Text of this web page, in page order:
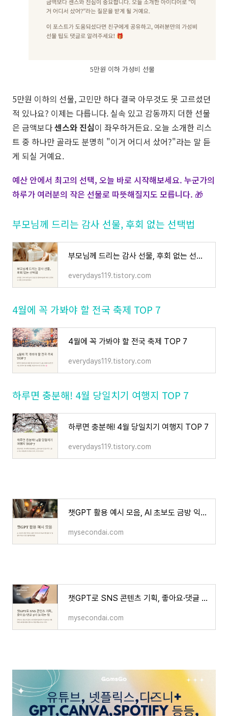
5만원 이하 가성비 선물
5만원 이하의 선물, 고민만 하다 결국 아무것도 못 고르셨던
적 있나요? 이제는 다릅니다. 실속 있고 감동까지 더한 선물
은 금액보다센스와 진심이 좌우하거든요. 오늘 소개한 리스
트 중 하나만 골라도 분명히 "이거 어디서 샀어?"라는 말 듣
게 되실 거예요.
예산 안에서 최고의 선택, 오늘 바로 시작해보세요. 누군가의
하루가 여러분의 작은 선물로 따뜻해질지도 모릅니다. 🎁
부모님께 드리는 감사 선물, 후회 없는 선택법
부모님께 드리는 감사 선물, 후회 없는 선택법
everydays119.tistory.com
4월에 꼭 가봐야 할 전국 축제 TOP 7
4월에 꼭 가봐야 할 전국 축제 TOP 7
everydays119.tistory.com
하루면 충분해! 4월 당일치기 여행지 TOP 7
하루면 충분해! 4월 당일치기 여행지 TOP 7
everydays119.tistory.com
챗GPT 활용 예시 모음, AI 초보도 금방 익히는 실천 가이드
mysecondai.com
챗GPT로 SNS 콘텐츠 기획, 좋아요·댓글 2배 늘리는 법
mysecondai.com